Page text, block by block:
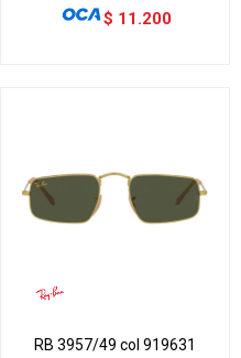
$ 11.200
RB 3957/49 col 919631